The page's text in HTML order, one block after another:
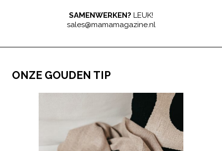
SAMENWERKEN? LEUK!
sales@mamamagazine.nl
ONZE GOUDEN TIP